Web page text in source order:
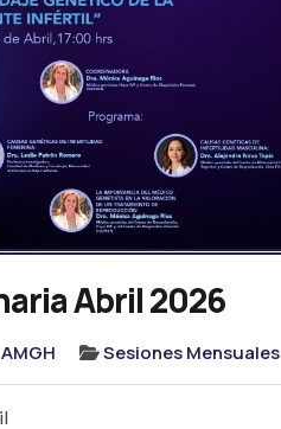
Abril 2026
AMGH Sesiones Mensuales